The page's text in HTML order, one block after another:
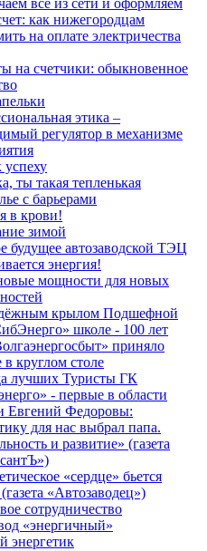
все из сети и оформляем
как нижегородцам
на оплате электричества
на счетчики: обыкновенное
этика –
регулятор в механизме
успеху
ты такая тепленькая
с барьерами
в крови!
зимой
будущее автозаводской ТЭЦ
энергия!
мощности для новых
крылом Подшефной
школе - 100 лет
приняло
в круглом столе
лучших Туристы ГК
- первые в области
Евгений Федоровы:
для нас выбрал папа.
и развитие» (газета
«сердце» бьется
«Автозаводец»)
сотрудничество
«энергичный»
энергетик